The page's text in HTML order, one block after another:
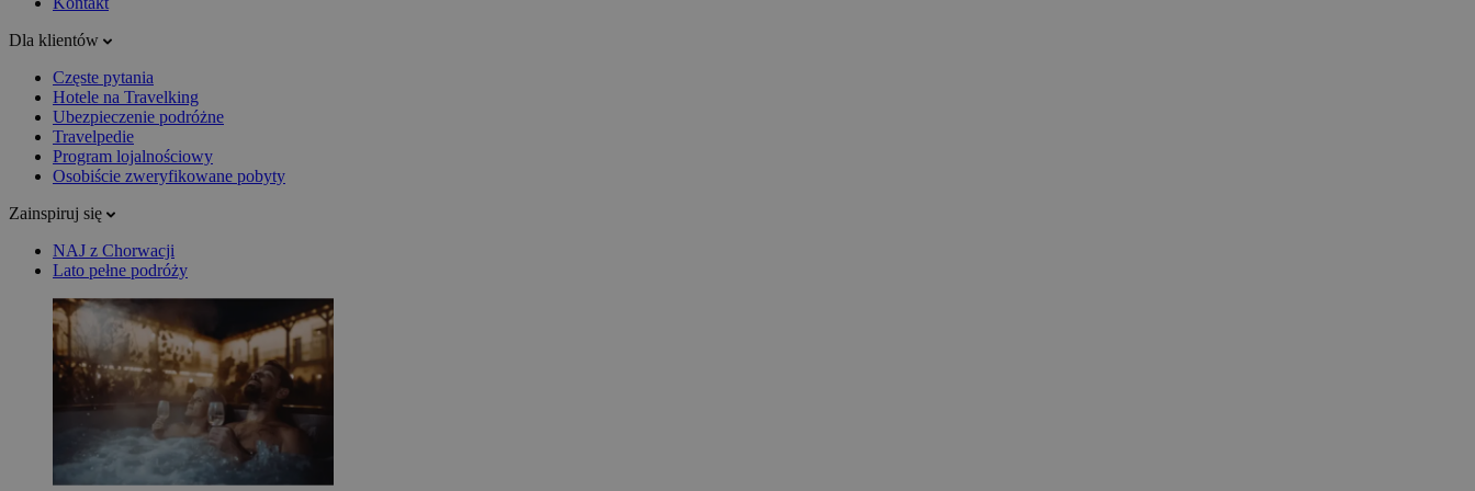
Dla klientów
Częste pytania
Hotele na Travelking
Ubezpieczenie podróżne
Travelpedie
Program lojalnościowy
Osobiście zweryfikowane pobyty
Zainspiruj się
NAJ z Chorwacji
Lato pełne podróży